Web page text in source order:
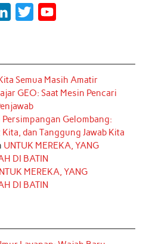
k
e
d
I
n
t
t
r
T
u
e
Semua Masih Amatir
GEO: Saat Mesin Pencari
Persimpangan Gelombang:
dan Tanggung Jawab Kita
UNTUK MEREKA, YANG
DI BATIN
MEREKA, YANG
DI BATIN